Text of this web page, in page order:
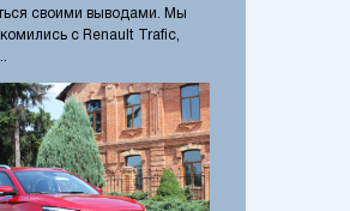
своими выводами. Мы
с Renault Trafic,